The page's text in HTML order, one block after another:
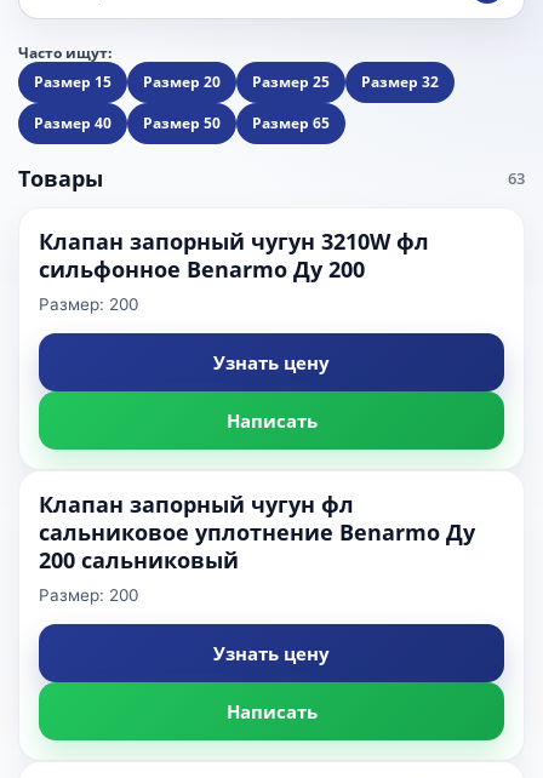
Часто ищут:
Размер 15
Размер 20 Размер 25
Размер 32
Размер 40
Размер 50 Размер 65
Товары 63
Клапан запорный чугун 3210W фл
сильфонное Benarmo Ду 200
Размер: 200
Узнать цену
Написать
Клапан запорный чугун фл
сальниковое уплотнение Benarmo Ду
200 сальниковый
Размер: 200
Узнать цену
Написать